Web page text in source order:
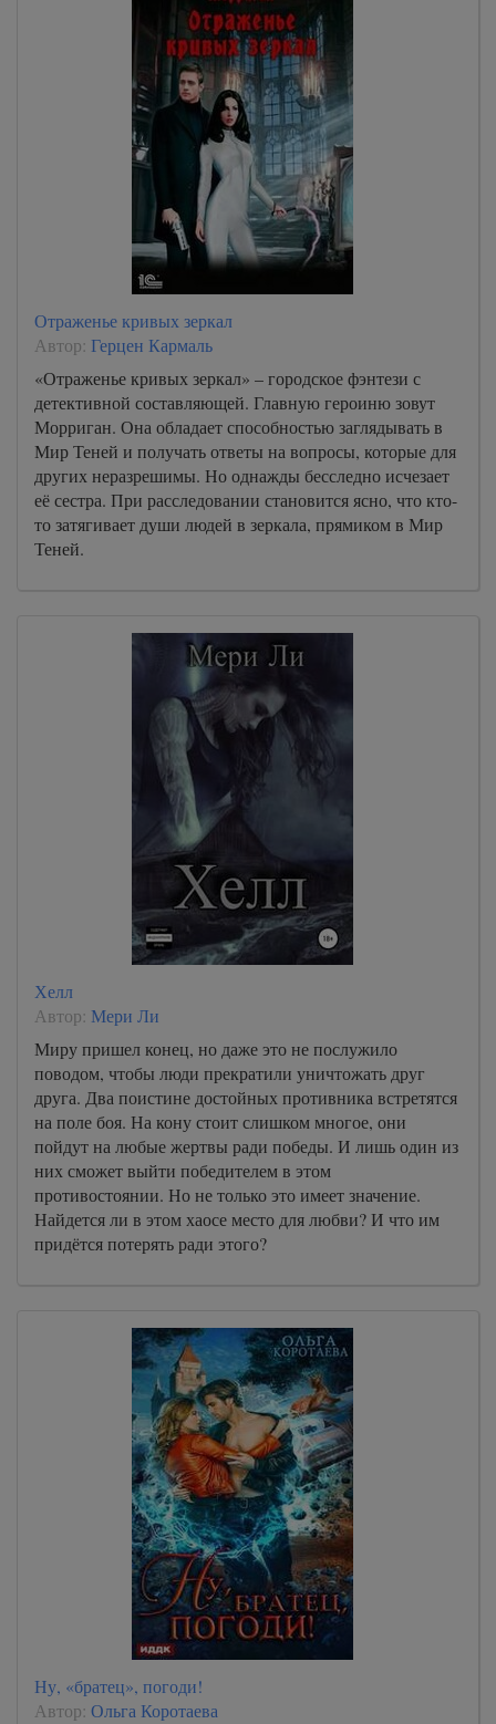
Отраженье кривых зеркал
Автор: Герцен Кармаль
«Отраженье кривых зеркал» – городское фэнтези с
детективной составляющей. Главную героиню зовут
Морриган. Она обладает способностью заглядывать в
Мир Теней и получать ответы на вопросы, которые для
других неразрешимы. Но однажды бесследно исчезает
её сестра. При расследовании становится ясно, что кто-
то затягивает души людей в зеркала, прямиком в Мир
Теней.
Хелл
Автор: Мери Ли
Миру пришел конец, но даже это не послужило
поводом, чтобы люди прекратили уничтожать друг
друга. Два поистине достойных противника встретятся
на поле боя. На кону стоит слишком многое, они
пойдут на любые жертвы ради победы. И лишь один из
них сможет выйти победителем в этом
противостоянии. Но не только это имеет значение.
Найдется ли в этом хаосе место для любви? И что им
придётся потерять ради этого?
Ну, «братец», погоди!
Автор: Ольга Коротаева